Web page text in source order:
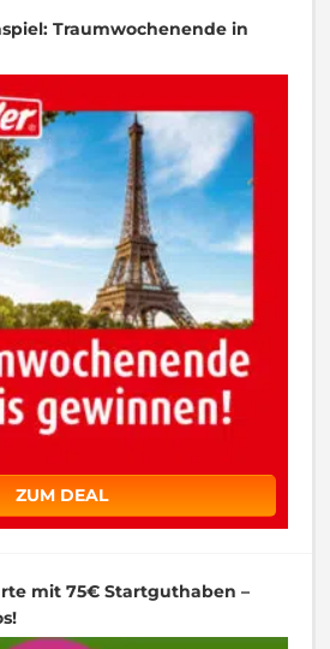
Traumwochenende in
ZUM DEAL
mit 75€ Startguthaben –